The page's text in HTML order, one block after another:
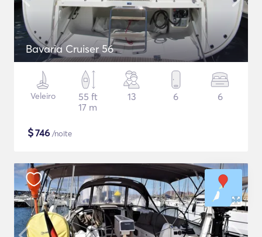
Bavaria Cruiser 56
Veleiro
55 ft
17 m
13 6 6
$746 /noite